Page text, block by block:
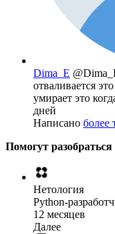
Dima_E
отваливается
умирает это
дней
Написано более
Помогут разобраться
Нетология
Python-
12 месяцев
Далее